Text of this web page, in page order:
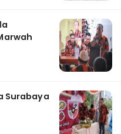
Surabaya